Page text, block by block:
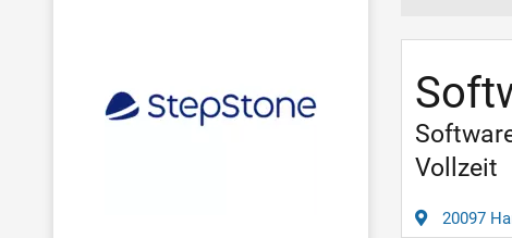
Vollzeit
20097